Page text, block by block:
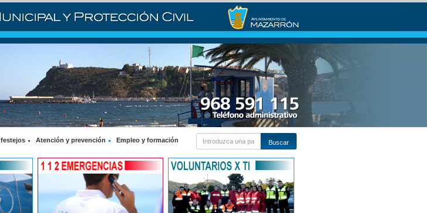
Atención y prevención Empleo y formación